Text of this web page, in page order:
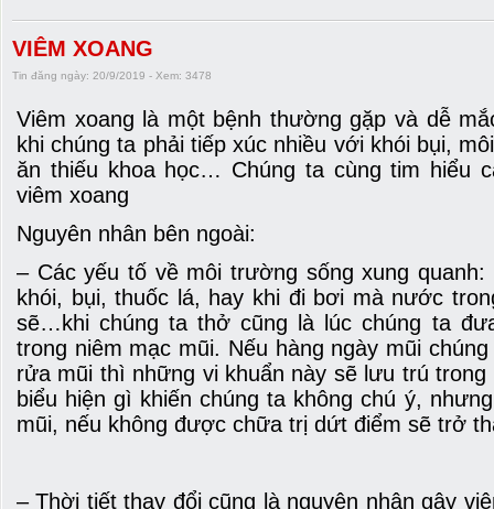
VIÊM XOANG
Tin đăng ngày: 20/9/2019 - Xem: 3478
Viêm xoang là một bệnh thường gặp và dễ
khi chúng ta phải tiếp xúc nhiều với khói bụi,
ăn thiếu khoa học… Chúng ta cùng tim hiểu
viêm xoang
Nguyên nhân bên ngoài:
– Các yếu tố về môi trường sống xung
khói, bụi, thuốc lá, hay khi đi bơi mà nước
sẽ…khi chúng ta thở cũng là lúc chúng ta
trong niêm mạc mũi. Nếu hàng ngày mũi
rửa mũi thì những vi khuẩn này sẽ lưu trú
biểu hiện gì khiến chúng ta không chú ý,
mũi, nếu không được chữa trị dứt điểm sẽ trở
– Thời tiết thay đổi cũng là nguyên nhân gây